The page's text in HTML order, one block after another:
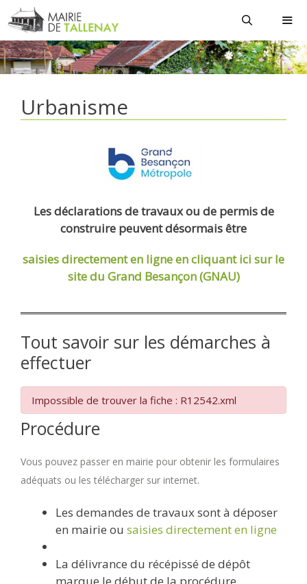
Aller
au
contenu
Urbanisme
Les déclarations de travaux ou de permis de
construire peuvent désormais être
saisies directement en ligneen cliquant ici sur le
site du Grand Besançon (GNAU)
Tout savoir sur les démarches à
effectuer
Impossible de trouver la fiche : R12542.xml
Procédure
Vous pouvez passer en mairie pour obtenir les formulaires
adéquats ou les télécharger sur internet.
Les demandes de travaux sont à déposer
en mairie ou saisies directement en ligne
La délivrance du récépissé de dépôt